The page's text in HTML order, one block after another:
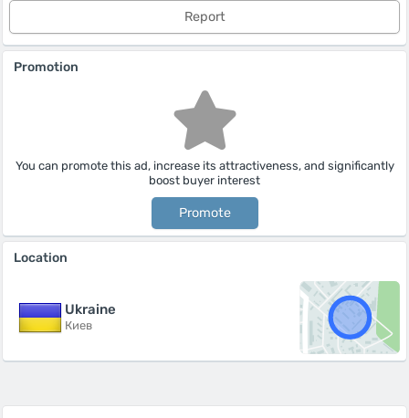
Report
Promotion
You can promote this ad, increase its attractiveness, and significantly
boost buyer interest
Promote
Location
Ukraine
Киев